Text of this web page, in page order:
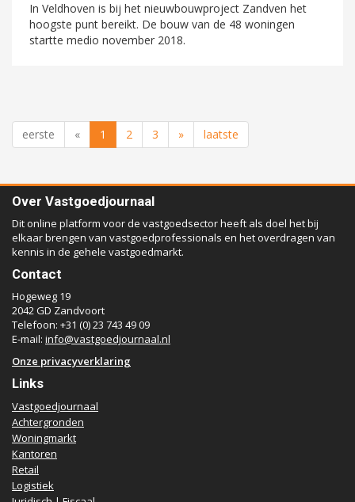
In Veldhoven is bij het nieuwbouwproject Zandven het
hoogste punt bereikt. De bouw van de 48 woningen
startte medio november 2018.
eerste « 1 2 3 » laatste
Over Vastgoedjournaal
Dit online platform voor de vastgoedsector heeft als doel het bij
elkaar brengen van vastgoedprofessionals en het overdragen van
kennis in de gehele vastgoedmarkt.
Contact
Hogeweg 19
2042 GD Zandvoort
Telefoon: +31 (0) 23 743 49 09
E-mail: info@vastgoedjournaal.nl
Onze privacyverklaring
Links
Vastgoedjournaal
Achtergronden
Woningmarkt
Kantoren
Retail
Logistiek